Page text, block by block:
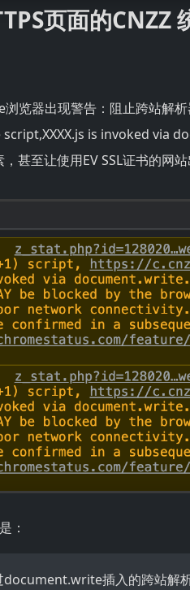
页面的CNZZ
浏览器出现警告：阻止跨站解
is invoked via
甚至让使用EV SSL证书的网
：
插入的跨站解